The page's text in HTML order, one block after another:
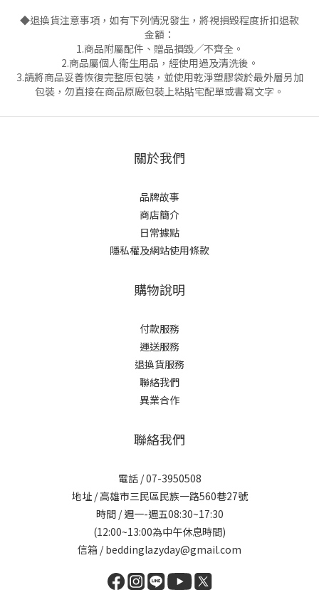
◆退換貨注意事項，如有下列情況發生，將視損毀程度折扣退款
金額：
1.商品附屬配件、贈品損毀╱不齊全。
2.商品屬個人衛生用品，經使用過及清洗後。
3.請將商品妥善恢復完整原包裝，並使用乾淨塑膠袋於最外層另加
包裝，勿直接在商品原廠包裝上粘貼宅配單或書寫文字。
關於我們
品牌故事
商店簡介
日常據點
隱私權及網站使用條款
購物說明
付款服務
運送服務
退換貨服務
聯絡我們
異業合作
聯絡我們
電話 / 07-3950508
地址 / 高雄市三民區民族一路560巷27號
時間 / 週一-週五08:30~17:30
(12:00~13:00為中午休息時間)
信箱 / beddinglazyday@gmail.com